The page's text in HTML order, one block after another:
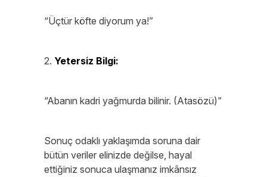
“Üçtür köfte diyorum ya!”
2. Yetersiz Bilgi:
“Abanın kadri yağmurda bilinir. (Atasözü)”
Sonuç odaklı yaklaşımda soruna dair
bütün veriler elinizde değilse, hayal
ettiğiniz sonuca ulaşmanız imkânsız